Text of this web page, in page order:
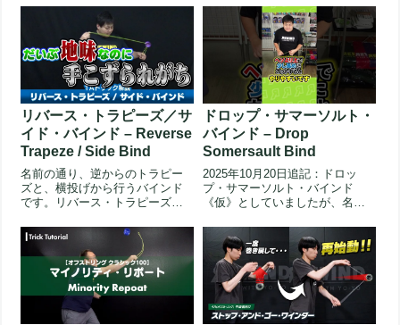
する意識...
キンク...
リバース・トラピーズ／サ
イド・バインド – Reverse
Trapeze / Side Bind
名前の通り、逆からのトラピー
ズと、横投げから行うバインド
です。リバース・トラピーズか
で、体の...
ドロップ・サマーソルト・
バインド – Drop
Somersault Bind
2025年10月20日追記：ドロッ
プ・サマーソルト・バインド
《仮》としていましたが、名称
た。...